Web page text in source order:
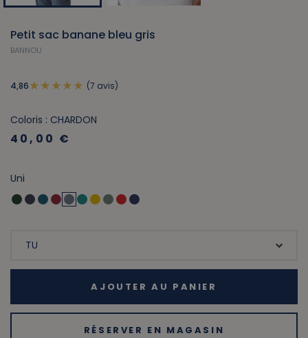
Petit sac banane bleu gris
BANNOU
4,86 (7 avis)
Coloris : CHARDON
40,00 €
Uni
AJOUTER AU PANIER
RÉSERVER EN MAGASIN